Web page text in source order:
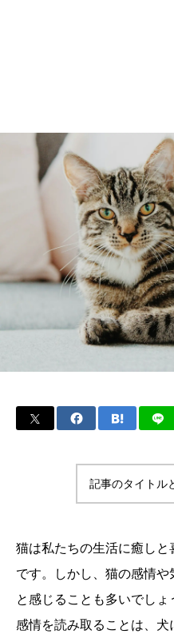
記事のタイトル
猫は私たちの生活に癒し
です。しかし、猫の感情
と感じることも多いでし
感情を読み取ることは、犬